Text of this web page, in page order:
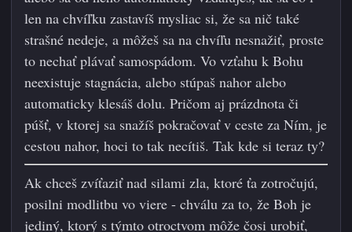
len na chvíľku zastavíš mysliac si, že sa nič také
strašné nedeje, a môžeš sa na chvíľu nesnažiť, proste
to nechať plávať samospádom. Vo vzťahu k Bohu
neexistuje stagnácia, alebo stúpaš nahor alebo
automaticky klesáš dolu. Pričom aj prázdnota či
púšť, v ktorej sa snažíš pokračovať v ceste za Ním, je
cestou nahor, hoci to tak necítiš. Tak kde si teraz ty?
Ak chceš zvíťaziť nad silami zla, ktoré ťa zotročujú,
posilni modlitbu vo viere - chválu za to, že Boh je
jediný, ktorý s týmto otroctvom môže čosi urobiť,